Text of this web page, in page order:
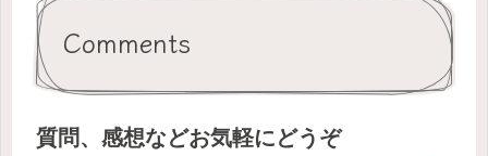
Comments
質問、感想などお気軽にどうぞ